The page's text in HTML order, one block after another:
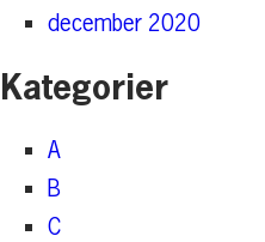
december 2020
Kategorier
A
B
C